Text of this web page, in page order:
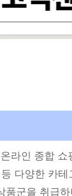
라인 종합
다양한 카
품군을 취급